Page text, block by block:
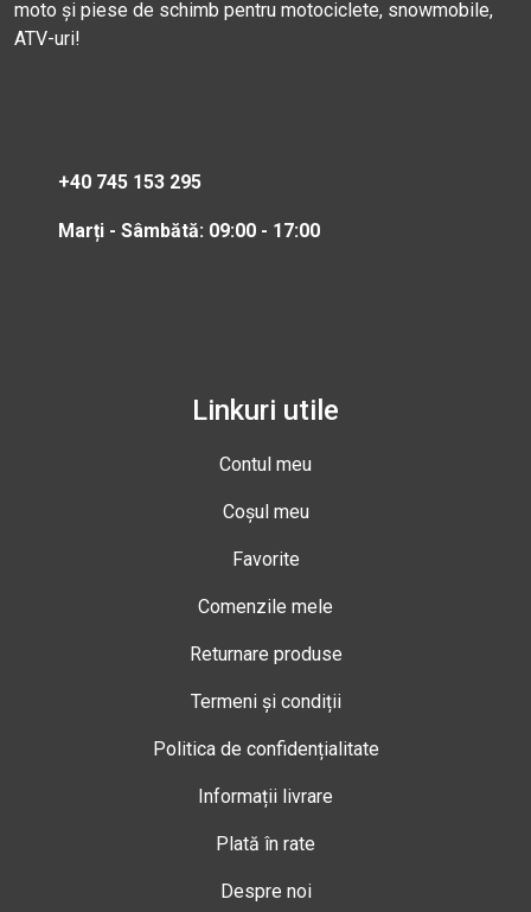
moto și piese de schimb pentru motociclete, snowmobile,
ATV-uri!
+40 745 153 295
Marți - Sâmbătă: 09:00 - 17:00
Linkuri utile
Contul meu
Coșul meu
Favorite
Comenzile mele
Returnare produse
Termeni și condiții
Politica de confidențialitate
Informații livrare
Plată în rate
Despre noi